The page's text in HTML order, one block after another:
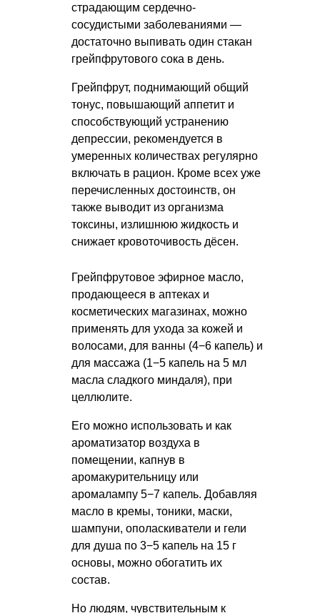
страдающим сердечно-
сосудистыми заболеваниями —
достаточно выпивать один стакан
грейпфрутового сока в день.
Грейпфрут, поднимающий общий
тонус, повышающий аппетит и
способствующий устранению
депрессии, рекомендуется в
умеренных количествах регулярно
включать в рацион. Кроме всех уже
перечисленных достоинств, он
также выводит из организма
токсины, излишнюю жидкость и
снижает кровоточивость дёсен.
Грейпфрутовое эфирное масло,
продающееся в аптеках и
косметических магазинах, можно
применять для ухода за кожей и
волосами, для ванны (4−6 капель) и
для массажа (1−5 капель на 5 мл
масла сладкого миндаля), при
целлюлите.
Его можно использовать и как
ароматизатор воздуха в
помещении, капнув в
аромакурительницу или
аромалампу 5−7 капель. Добавляя
масло в кремы, тоники, маски,
шампуни, ополаскиватели и гели
для душа по 3−5 капель на 15 г
основы, можно обогатить их
состав.
Но людям, чувствительным к